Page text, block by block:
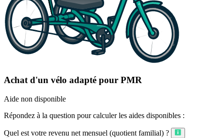
Achat d'un vélo adapté pour PMR
Aide non disponible
Répondez à la question pour calculer les aides disponibles :
Quel est votre revenu net mensuel (quotient familial) ?